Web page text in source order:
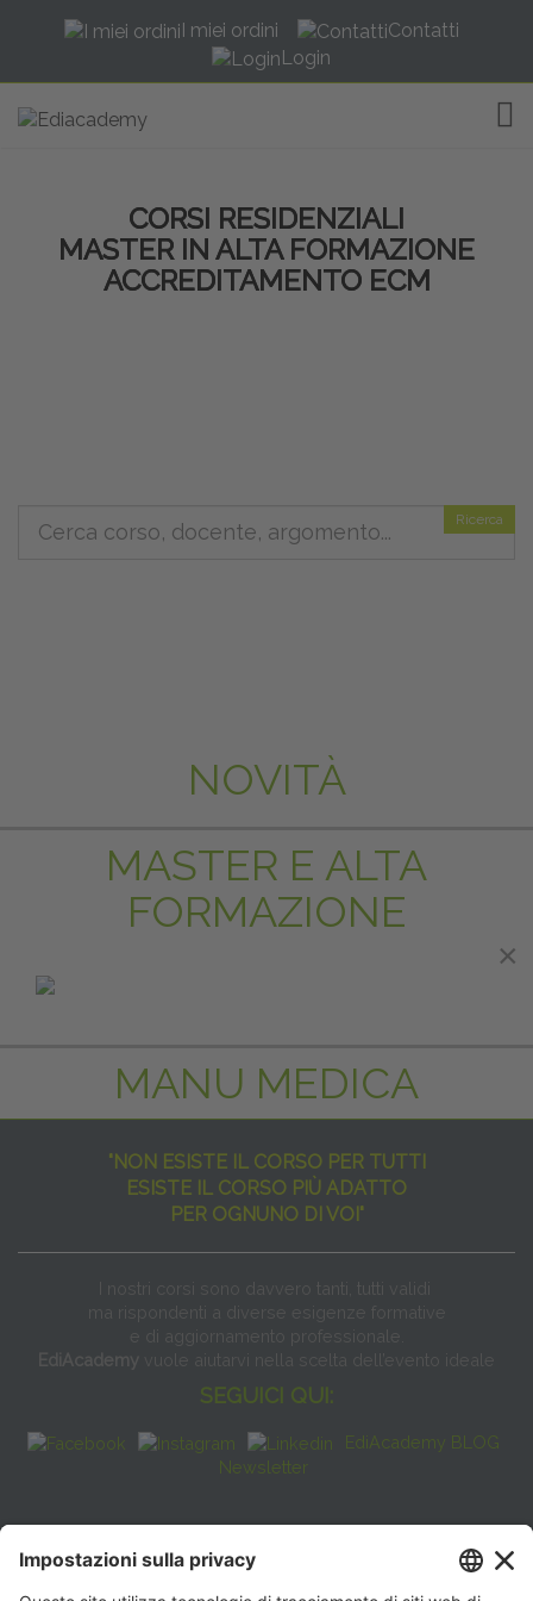
I miei ordini
Contatti
Login
CORSI RESIDENZIALI
MASTER IN ALTA FORMAZIONE
ACCREDITAMENTO ECM
Ricerca
NOVITÀ
MASTER E ALTA
FORMAZIONE
MANU MEDICA
"NON ESISTE IL CORSO PER TUTTI
ESISTE IL CORSO PIÙ ADATTO
PER OGNUNO DI VOI"
I nostri corsi sono davvero tanti, tutti validi
ma rispondenti a diverse esigenze formative
e di aggiornamento professionale.
EdiAcademy vuole aiutarvi nella scelta dell’evento ideale
SEGUICI QUI:
EdiAcademy BLOG
Newsletter
FAQ
×